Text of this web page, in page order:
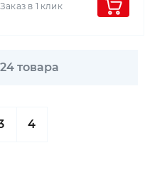
Заказ в 1 клик
товара
4